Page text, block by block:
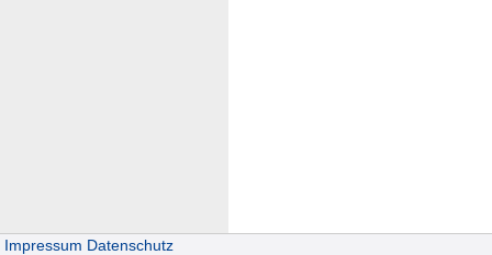
Impressum Datenschutz